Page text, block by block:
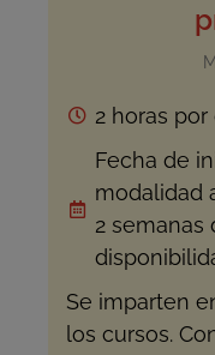
2 horas por
Fecha de
modalidad
2 semanas
Se imparten
los cursos.